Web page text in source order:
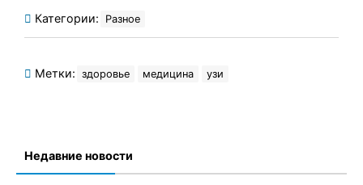
Категории: Разное
Метки: здоровье медицина узи
Недавние новости